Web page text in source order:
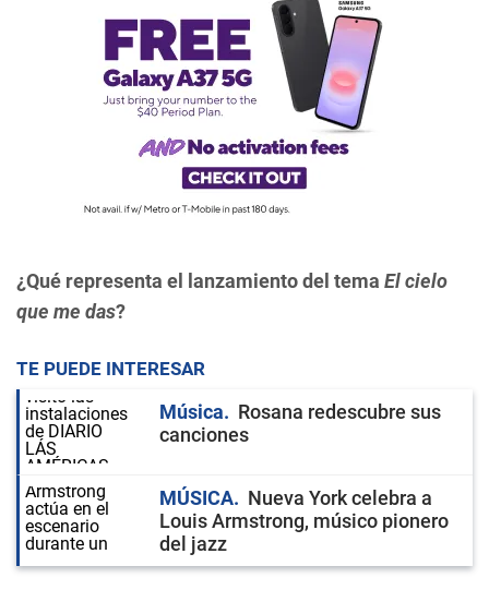
¿Qué representa el lanzamiento del tema El cielo
que me das?
TE PUEDE INTERESAR
Música
Rosana redescubre sus
canciones
MÚSICA
Nueva York celebra a
Louis Armstrong, músico pionero
del jazz